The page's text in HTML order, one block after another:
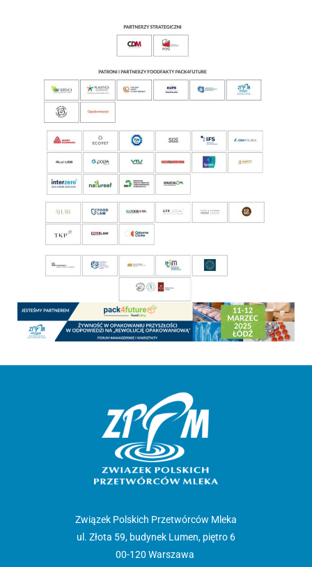
Związek Polskich Przetwórców Mleka
ul. Złota 59, budynek Lumen, piętro 6
00-120 Warszawa